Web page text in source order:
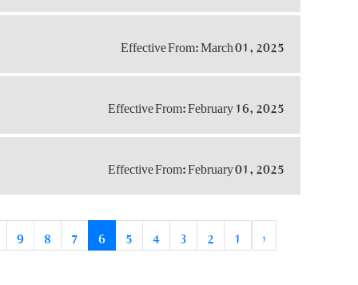
Effective From: March 01, 2025
Effective From: February 16, 2025
Effective From: February 01, 2025
‹
1
2
3
4
5
6
7
8
9